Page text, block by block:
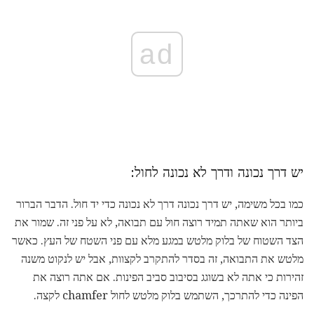
ad
יש דרך נכונה ודרך לא נכונה לחול:
כמו בכל משימה, יש דרך נכונה דרך לא נכונה כדי יד חול. הדבר הברור
ביותר הוא שאתה תמיד רוצה חול עם תבואה, לא על פני זה. שמור את
הצד השטוח של בלוק מלטש במגע מלא עם פני השטח של העץ. כאשר
מלטש את התבואה, זה בסדר להתקרב לקצוות, אבל יש לנקוט משנה
זהירות כי אתה לא בשוגג בסיבוב סביב הפינות. אם אתה רוצה את
הפינה כדי להתרכך, השתמש בלוק מלטש לחול chamfer לקצה.